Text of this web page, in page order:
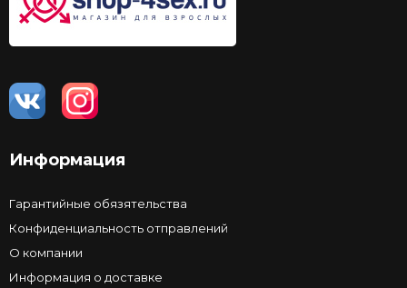
Информация
Гарантийные обязятельства
Конфиденциальность отправлений
О компании
Информация о доставке